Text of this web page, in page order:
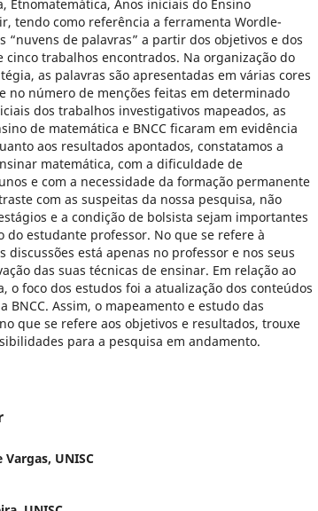
Etnomatemática, Anos iniciais do Ensino
tendo como referência a ferramenta Wordle-
“nuvens de palavras” a partir dos objetivos e dos
cinco trabalhos encontrados. Na organização do
as palavras são apresentadas em várias cores
no número de menções feitas em determinado
dos trabalhos investigativos mapeados, as
de matemática e BNCC ficaram em evidência
aos resultados apontados, constatamos a
matemática, com a dificuldade de
e com a necessidade da formação permanente
com as suspeitas da nossa pesquisa, não
e a condição de bolsista sejam importantes
do estudante professor. No que se refere à
discussões está apenas no professor e nos seus
das suas técnicas de ensinar. Em relação ao
o foco dos estudos foi a atualização dos conteúdos
BNCC. Assim, o mapeamento e estudo das
que se refere aos objetivos e resultados, trouxe
para a pesquisa em andamento.
UNISC